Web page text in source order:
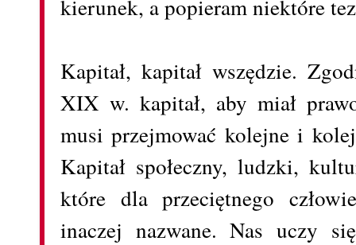
kierunek, a popieram niektóre
Kapitał, kapitał wszędzie.
XIX w. kapitał, aby miał
musi przejmować kolejne i
Kapitał społeczny, ludzki,
które dla przeciętnego
inaczej nazwane. Nas uczy